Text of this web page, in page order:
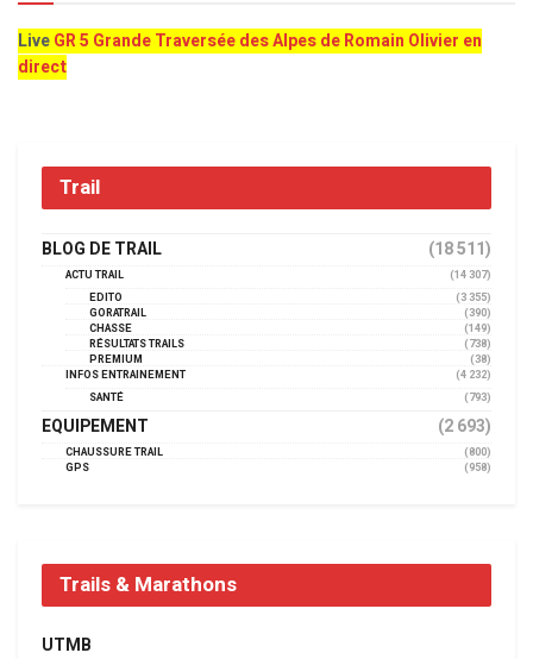
LiveGR 5 Grande Traversée des Alpes de Romain Olivier en
direct
Trail
BLOG DE TRAIL (18 511)
ACTU TRAIL
(14 307)
EDITO
(3 355)
GORATRAIL
(390)
CHASSE
(149)
RÉSULTATS TRAILS
(738)
PREMIUM
(38)
INFOS ENTRAINEMENT
(4 232)
SANTÉ
(793)
EQUIPEMENT (2 693)
CHAUSSURE TRAIL
(800)
GPS
(958)
Trails & Marathons
UTMB